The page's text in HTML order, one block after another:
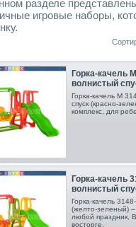
разделе
игровые наборы,
Горка-качель
волнистый
Горка-качель М
спуск (красно-
комплекс, для
Горка-качель
волнистый
Горка-качель
(желто-зеленый)
любой праздник,
восторге.